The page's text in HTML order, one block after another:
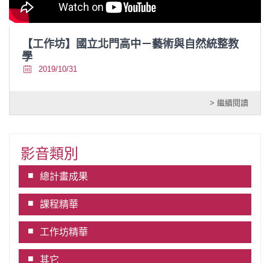
【工作坊】國立北門高中－藝術與自然統整教
學
2019/10/31
> 繼續閱讀
影音類別
總計畫成果
課程精華
工作坊精華
其它